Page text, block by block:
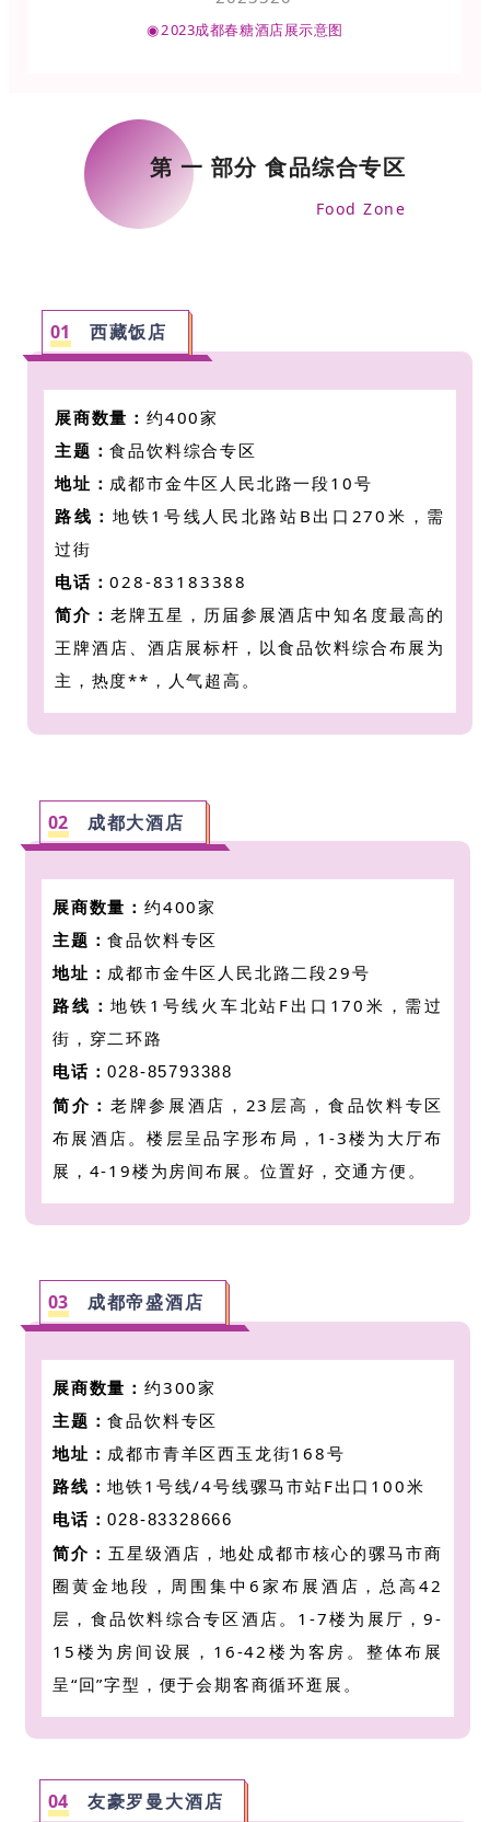
◉2023成都春糖酒店展示意图
第 一 部分 食品综合专区
Food Zone
01 西藏饭店
展商数量： 约400家
主题：食品饮料综合专区
地址： 成都市金牛区人民北路一段10号
路线： 地铁1号线人民北路站B出口270米，需
过街
电话：028-83183388
简介：老牌五星，历届参展酒店中知名度最高的
王牌酒店、酒店展标杆，以食品饮料综合布展为
主，热度**，人气超高。
02 成都大酒店
展商数量： 约400家
主题：食品饮料专区
地址： 成都市金牛区人民北路二段29号
路线：地铁1号线火车北站F出口170米，需过
街，穿二环路
电话：028-85793388
简介： 老牌参展酒店，23层高，食品饮料专区
布展酒店。楼层呈品字形布局，1-3楼为大厅布
展，4-19楼为房间布展。位置好，交通方便。
03 成都帝盛酒店
展商数量： 约300家
主题：食品饮料专区
地址： 成都市青羊区西玉龙街168号
路线：地铁1号线/4号线骡马市站F出口100米
电话：028-83328666
简介：五星级酒店，地处成都市核心的骡马市商
圈黄金地段，周围集中6家布展酒店，总高42
层，食品饮料综合专区酒店。 1-7楼为展厅，9-
15楼为房间设展，16-42楼为客房。整体布展
呈“回”字型，便于会期客商循环逛展。
04 友豪罗曼大酒店